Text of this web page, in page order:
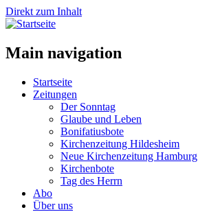
Direkt zum Inhalt
Main navigation
Startseite
Zeitungen
Der Sonntag
Glaube und Leben
Bonifatiusbote
Kirchenzeitung Hildesheim
Neue Kirchenzeitung Hamburg
Kirchenbote
Tag des Herrn
Abo
Über uns